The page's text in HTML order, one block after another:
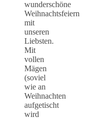
wunderschöne
Weihnachtsfeiern
mit
unseren
Liebsten.
Mit
vollen
Mägen
(soviel
wie an
Weihnachten
aufgetischt
wird